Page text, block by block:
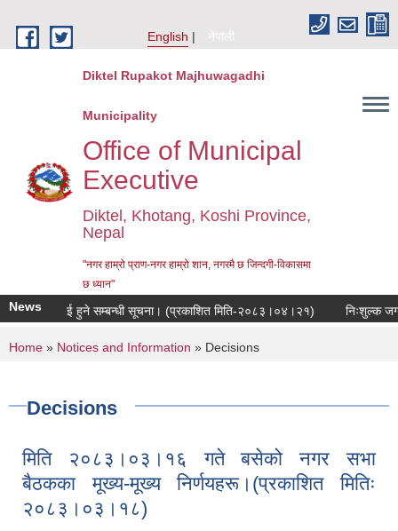
English
नेपाली
Diktel Rupakot Majhuwagadhi
Municipality
Office of Municipal
Executive
Diktel, Khotang, Koshi Province,
Nepal
"नगर हाम्रो प्राण-नगर हाम्रो शान, नगरमै छ जिन्दगी-विकासमा
छ ध्यान"
News
सुनुवाई हुने सम्बन्धी सूचना। (प्रकाशित मिति-२०८३।०४।२१) निःशुल्क जग्गा
You are here
Home » Notices and Information » Decisions
Decisions
मिति २०८३।०३।१६ गते बसेको नगर सभा
बैठकका मूख्य-मूख्य निर्णयहरू।(प्रकाशित मितिः
२०८३।०३।१८)